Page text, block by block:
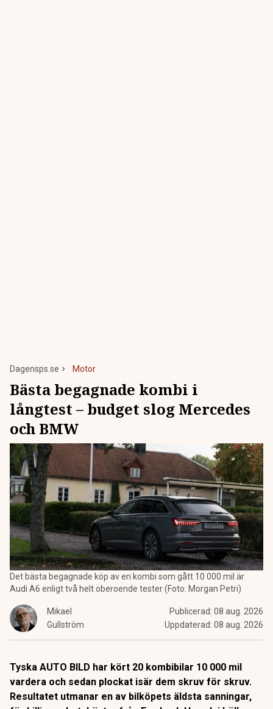
Dagensps.se Motor
Bästa begagnade kombi i
långtest – budget slog Mercedes
och BMW
Det bästa begagnade köp av en kombi som gått 10 000 mil är
Audi A6 enligt två helt oberoende tester (Foto: Morgan Petri)
Mikael
Gullström
Publicerad: 08 aug. 2026
Uppdaterad: 08 aug. 2026
Tyska AUTO BILD har kört 20 kombibilar 10 000 mil
vardera och sedan plockat isär dem skruv för skruv.
Resultatet utmanar en av bilköpets äldsta sanningar,